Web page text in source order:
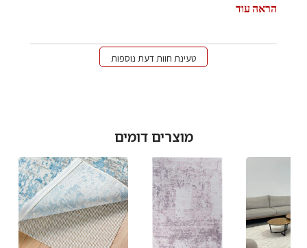
הראה עוד
טעינת חוות דעת נוספות
מוצרים דומים